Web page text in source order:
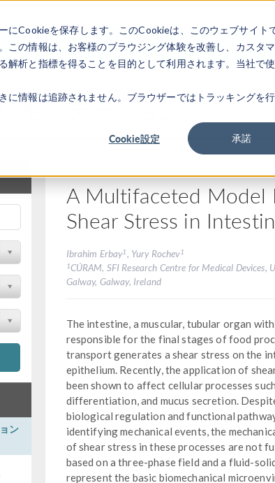
にCookieを保存します。このCookieは、このウェブサイト
この情報は、お客様のブラウジング体験を改善し、カスタ
解析と指標を得ることを目的として利用されます。当社で
に情報は追跡されません。ブラウザーではトラッキングを
Cookie設定 承諾
製品 業界
ゼンテーション
ン
A Multifaceted Model
Shear Stress in
Ibrahim Erbay1, Yury Rochev1
1CÚRAM, SFI Research Centre for Medical Devices,
Galway, Galway, Ireland
The intestine, a muscular, tubular organ
responsible for the final stages of food
transport generates a shear stress on the
epithelium. Recently, the application of
been shown to affect cellular processes
differentiation, and mucus secretion.
biological regulation and functional
identifying mechanical events, the
of shear stress in these processes are not
based on a three-phase field and a fluid-
represent the basic biomechanical